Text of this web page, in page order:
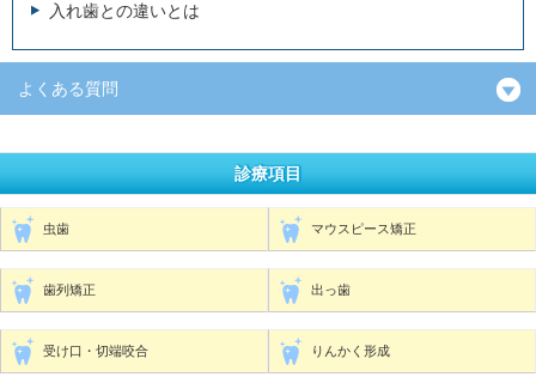
入れ歯との違いとは
よくある質問
診療項目
虫歯 マウスピース矯正
歯列矯正 出っ歯
受け口・切端咬合 りんかく形成